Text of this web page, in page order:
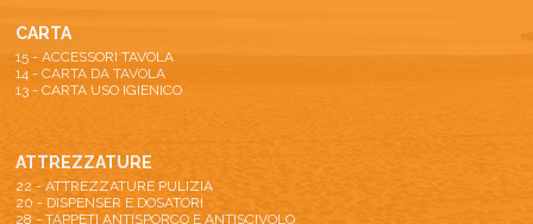
CARTA
15 - ACCESSORI TAVOLA
14 - CARTA DA TAVOLA
13 - CARTA USO IGIENICO
ATTREZZATURE
22 - ATTREZZATURE PULIZIA
20 - DISPENSER E DOSATORI
28 - TAPPETI ANTISPORCO E ANTISCIVOLO